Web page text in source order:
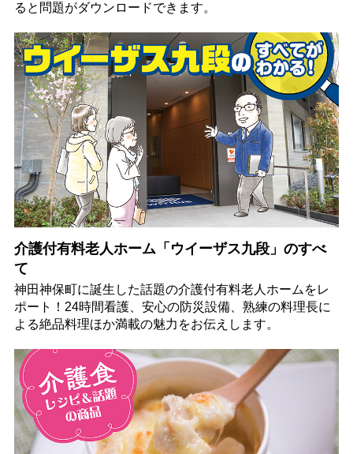
ると問題がダウンロードできます。
介護付有料老人ホーム「ウイーザス九段」のすべ
て
神田神保町に誕生した話題の介護付有料老人ホームをレ
ポート！24時間看護、安心の防災設備、熟練の料理長に
よる絶品料理ほか満載の魅力をお伝えします。